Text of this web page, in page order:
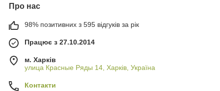
Про нас
98% позитивних з 595 відгуків за рік
Працює з 27.10.2014
м. Харків
улица Красные Ряды 14, Харків, Україна
Контакти